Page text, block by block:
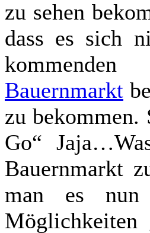
zu sehen
dass es sich
Bauernmarkt
zu
Go“
Bauernmarkt
man es nun
Möglichkeiten